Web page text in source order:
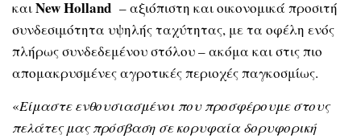
καιNew Holland – αξιόπιστη και οικονομικά προσιτή
συνδεσιμότητα υψηλής ταχύτητας, με τα οφέλη ενός
πλήρως συνδεδεμένου στόλου – ακόμα και στις πιο
απομακρυσμένες αγροτικές περιοχές παγκοσμίως.
«Είμαστε ενθουσιασμένοι που προσφέρουμε στους
πελάτες μας πρόσβαση σε κορυφαία δορυφορική